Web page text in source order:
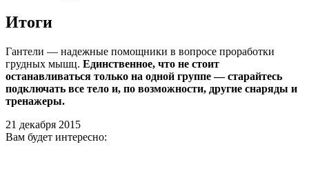
Итоги
Гантели — надежные помощники в вопросе проработки
грудных мышц. Единственное, что не стоит
останавливаться только на одной группе — старайтесь
подключать все тело и, по возможности, другие снаряды и
тренажеры.
21 декабря 2015
Вам будет интересно: